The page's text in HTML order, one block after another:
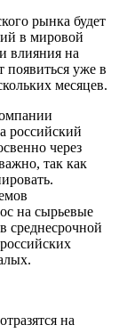
рынка будет
в мировой
влияния на
уже в
месяцев.
российский
через
так как
на сырьевые
среднесрочной